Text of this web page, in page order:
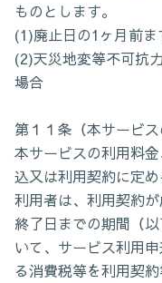
ものとします。
(1)廃止日の1ヶ月前
(2)天災地変等不可抗
場合
第１１条（本サービス
本サービスの利用料
込又は利用契約に定め
利用者は、利用契約
終了日までの期間（
いて、サービス利用
る消費税等を利用契